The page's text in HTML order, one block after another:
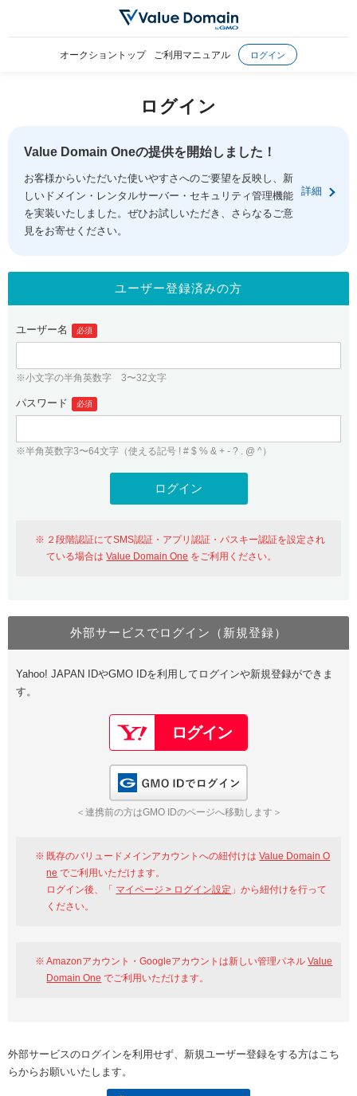
オークショントップ ご利用マニュアル ログイン
ログイン
Value Domain Oneの提供を開始しました！
お客様からいただいた使いやすさへのご要望を反映し、新
しいドメイン・レンタルサーバー・セキュリティ管理機能
を実装いたしました。ぜひお試しいただき、さらなるご意
見をお寄せください。
詳細
ユーザー登録済みの方
ユーザー名 必須
※小文字の半角英数字 3〜32文字
パスワード 必須
※半角英数字3〜64文字（使える記号 ! # $ % & + - ? . @ ^）
２段階認証にてSMS認証・アプリ認証・パスキー認証を設定され
ている場合はValue Domain One をご利用ください。
外部サービスでログイン（新規登録）
Yahoo! JAPAN IDやGMO IDを利用してログインや新規登録ができま
す。
＜連携前の方はGMO IDのページへ移動します＞
既存のバリュードメインアカウントへの紐付けはValue Domain O
ne でご利用いただけます。
ログイン後、「 マイページ > ログイン設定 」から紐付けを行って
ください。
Amazonアカウント・Googleアカウントは新しい管理パネルValue
Domain One でご利用いただけます。
外部サービスのログインを利用せず、新規ユーザー登録をする方はこち
らからお願いいたします。